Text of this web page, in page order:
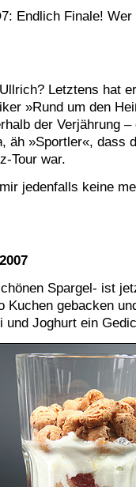
Endlich Finale!
Letztens hat
»Rund um den
der Verjährung
, äh »Sportler«, dass
Tour war.
jedenfalls keine
Spargel- ist
Kuchen gebacken
und Joghurt ein